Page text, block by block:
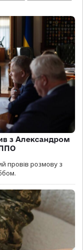
з Александром
провів розмову з